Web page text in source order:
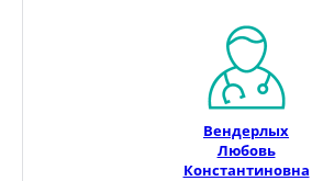
Вендерлых
Любовь
Константиновна